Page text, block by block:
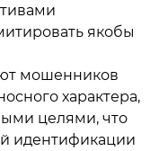
якобы
мошенников
характера,
целями, что
идентификации